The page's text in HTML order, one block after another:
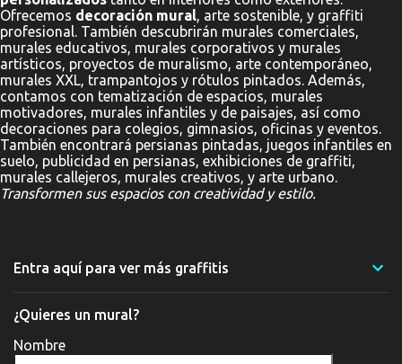
Ofrecemos decoración mural , arte sostenible, y graffiti
profesional. También descubrirán murales comerciales,
murales educativos, murales corporativos y murales
artísticos, proyectos de muralismo, arte contemporáneo,
murales XXL, trampantojos y rótulos pintados. Además,
contamos con tematización de espacios, murales
motivadores, murales infantiles y de paisajes, así como
decoraciones para colegios, gimnasios, oficinas y eventos.
También encontrará persianas pintadas, juegos infantiles en
suelo, publicidad en persianas, exhibiciones de graffiti,
murales callejeros, murales creativos, y arte urbano.
Transformen sus espacios con creatividad y estilo.
Entra aquí para ver más graffitis
¿Quieres un mural?
Nombre